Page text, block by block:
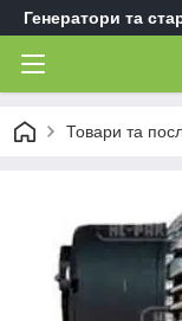
Генератори та
Товари та